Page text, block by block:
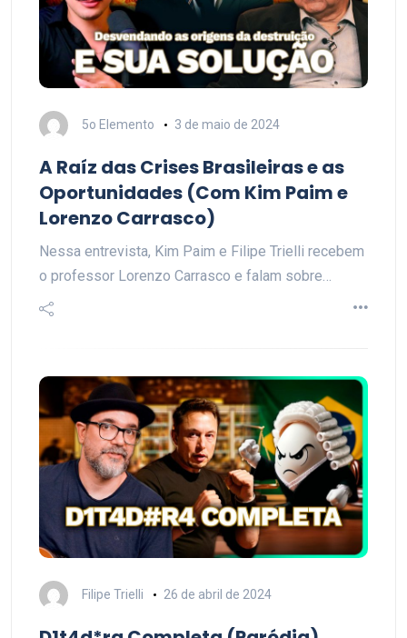
5o Elemento 3 de maio de 2024
A Raíz das Crises Brasileiras e as
Oportunidades (Com Kim Paim e
Lorenzo Carrasco)
Nessa entrevista, Kim Paim e Filipe Trielli recebem
o professor Lorenzo Carrasco e falam sobre…
Filipe Trielli 26 de abril de 2024